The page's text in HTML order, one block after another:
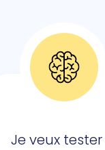
Je veux tester